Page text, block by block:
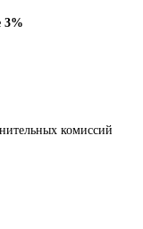
3%
комиссий